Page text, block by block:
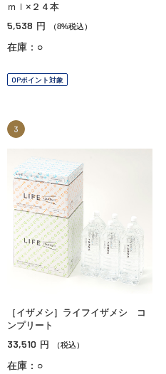
ｍｌ×２４本
5,538 円 （8%税込）
在庫：○
OPポイント対象
3
［イザメシ］ライフイザメシ コ
ンプリート
33,510 円 （税込）
在庫：○